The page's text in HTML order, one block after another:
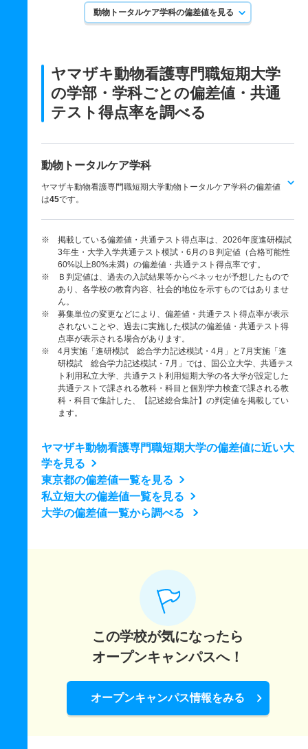
動物トータルケア学科の偏差値を見る
ヤマザキ動物看護専門職短期大学
の学部・学科ごとの偏差値・共通
テスト得点率を調べる
動物トータルケア学科
ヤマザキ動物看護専門職短期大学動物トータルケア学科の偏差値
は45です。
※ 掲載している偏差値・共通テスト得点率は、2026年度進研模試
3年生・大学入学共通テスト模試・6月のＢ判定値（合格可能性
60%以上80%未満）の偏差値・共通テスト得点率です。
※ Ｂ判定値は、過去の入試結果等からベネッセが予想したもので
あり、各学校の教育内容、社会的地位を示すものではありませ
ん。
※ 募集単位の変更などにより、偏差値・共通テスト得点率が表示
されないことや、過去に実施した模試の偏差値・共通テスト得
点率が表示される場合があります。
※ 4月実施「進研模試 総合学力記述模試・4月」と7月実施「進
研模試 総合学力記述模試・7月」では、国公立大学、共通テス
ト利用私立大学、共通テスト利用短期大学の各大学が設定した
共通テストで課される教科・科目と個別学力検査で課される教
科・科目で集計した、【記述総合集計】の判定値を掲載してい
ます。
ヤマザキ動物看護専門職短期大学の偏差値に近い大
学を見る
東京都の偏差値一覧を見る
私立短大の偏差値一覧を見る
大学の偏差値一覧から調べる
この学校が気になったら
オープンキャンパスへ！
オープンキャンパス情報をみる